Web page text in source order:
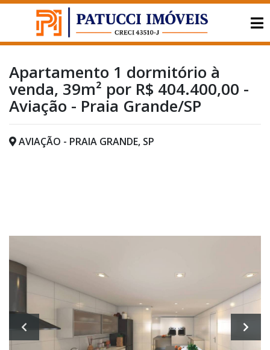
Apartamento 1 dormitório à
venda, 39m² por R$ 404.400,00 -
Aviação - Praia Grande/SP
AVIAÇÃO - PRAIA GRANDE, SP